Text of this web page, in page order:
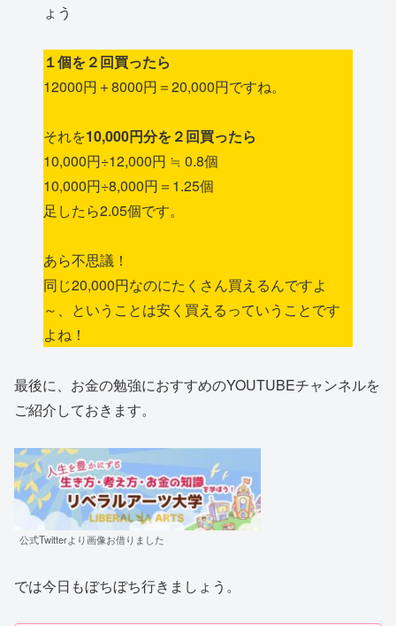
ょう
１個を２回買ったら
12000円＋8000円＝20,000円ですね。
それを10,000円分を２回買ったら
10,000円÷12,000円 ≒ 0.8個
10,000円÷8,000円＝1.25個
足したら2.05個です。
あら不思議！
同じ20,000円なのにたくさん買えるんですよ
～、ということは安く買えるっていうことです
よね！
最後に、お金の勉強におすすめのYOUTUBEチャンネルを
ご紹介しておきます。
公式Twitterより画像お借りました
では今日もぼちぼち行きましょう。